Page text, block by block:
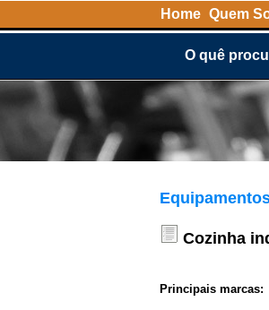
Home Quem
O quê
Cozinha
Principais marcas: